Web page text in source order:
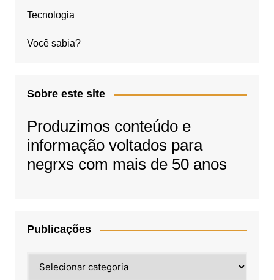
Tecnologia
Você sabia?
Sobre este site
Produzimos conteúdo e
informação voltados para
negrxs com mais de 50 anos
Publicações